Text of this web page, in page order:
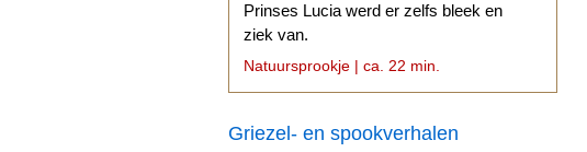
Prinses Lucia werd er zelfs bleek en
ziek van.
Natuursprookje | ca. 22 min.
Griezel- en spookverhalen